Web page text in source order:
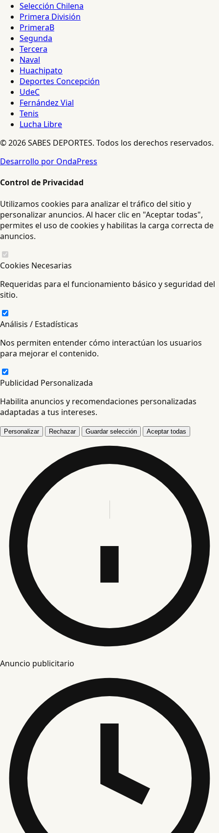
Selección Chilena
Primera División
PrimeraB
Segunda
Tercera
Naval
Huachipato
Deportes Concepción
UdeC
Fernández Vial
Tenis
Lucha Libre
© 2026 SABES DEPORTES. Todos los derechos reservados.
Desarrollo por OndaPress
Control de Privacidad
Utilizamos cookies para analizar el tráfico del sitio y
personalizar anuncios. Al hacer clic en "Aceptar todas",
permites el uso de cookies y habilitas la carga correcta de
anuncios.
Cookies Necesarias
Requeridas para el funcionamiento básico y seguridad del
sitio.
Análisis / Estadísticas
Nos permiten entender cómo interactúan los usuarios
para mejorar el contenido.
Publicidad Personalizada
Habilita anuncios y recomendaciones personalizadas
adaptadas a tus intereses.
Personalizar Rechazar Guardar selección Aceptar todas
Anuncio publicitario